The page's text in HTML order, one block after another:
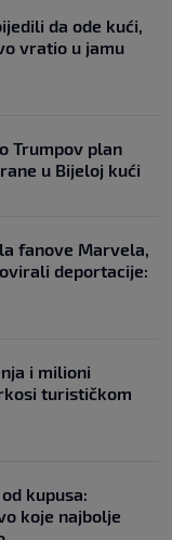
da ode kući,
vratio u jamu
Trumpov plan
u Bijeloj kući
fanove Marvela,
deportacije:
i milioni
turističkom
kupusa:
koje najbolje